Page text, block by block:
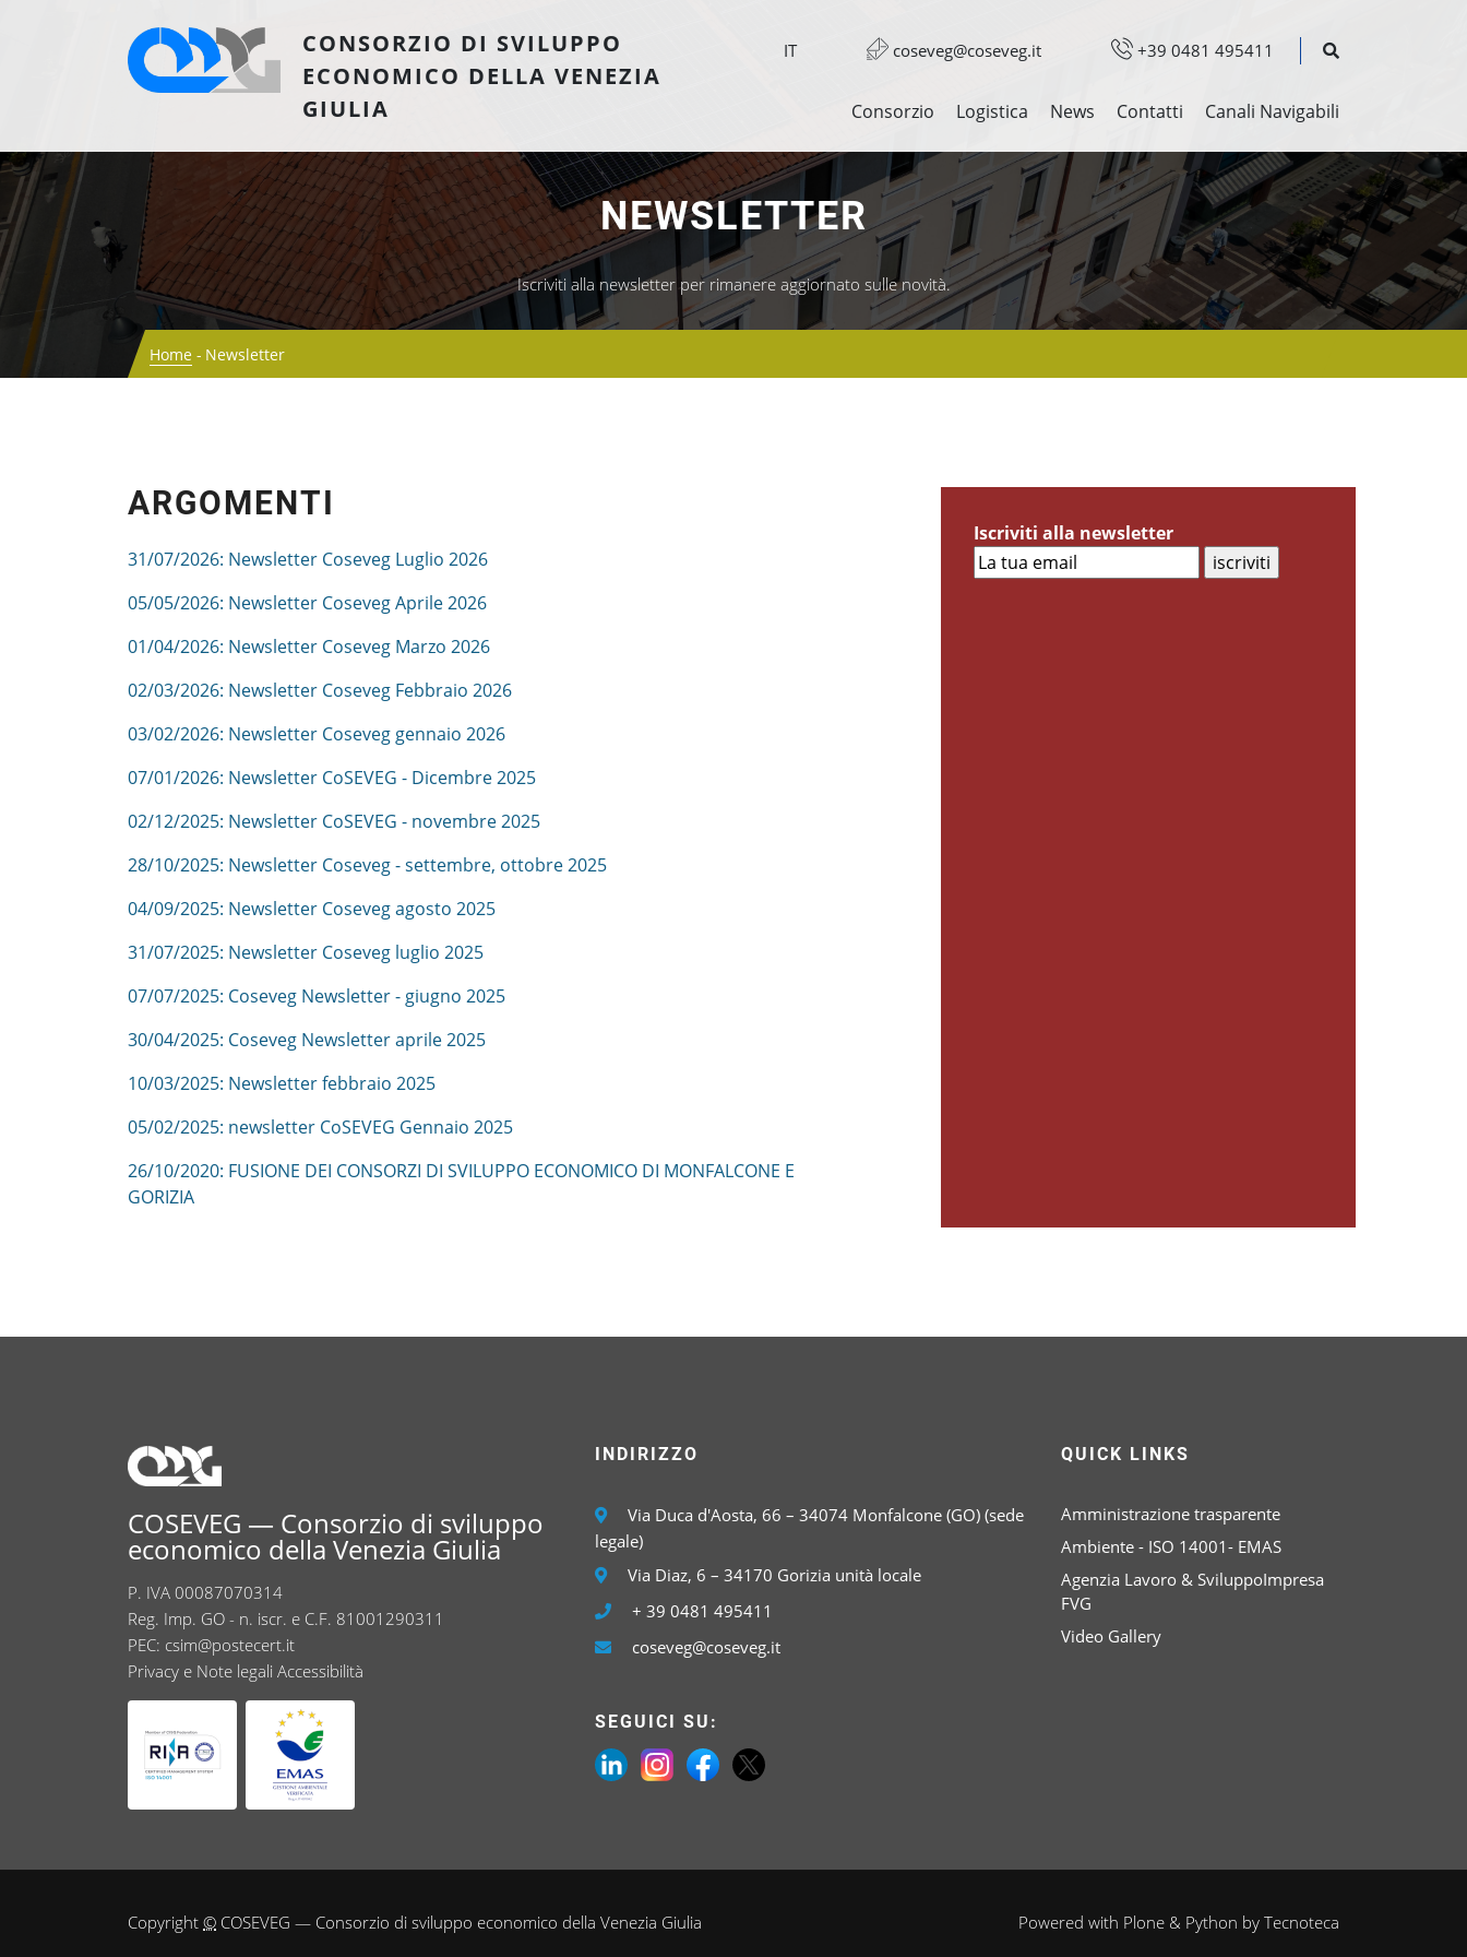
CONSORZIO DI SVILUPPO
ECONOMICO DELLA VENEZIA
GIULIA
IT coseveg@coseveg.it +39 0481 495411
Consorzio Logistica News Contatti Canali Navigabili
NEWSLETTER
Iscriviti alla newsletter per rimanere aggiornato sulle novità.
Home Newsletter
ARGOMENTI
31/07/2026: Newsletter Coseveg Luglio 2026
05/05/2026: Newsletter Coseveg Aprile 2026
01/04/2026: Newsletter Coseveg Marzo 2026
02/03/2026: Newsletter Coseveg Febbraio 2026
03/02/2026: Newsletter Coseveg gennaio 2026
07/01/2026: Newsletter CoSEVEG - Dicembre 2025
02/12/2025: Newsletter CoSEVEG - novembre 2025
28/10/2025: Newsletter Coseveg - settembre, ottobre 2025
04/09/2025: Newsletter Coseveg agosto 2025
31/07/2025: Newsletter Coseveg luglio 2025
07/07/2025: Coseveg Newsletter - giugno 2025
30/04/2025: Coseveg Newsletter aprile 2025
10/03/2025: Newsletter febbraio 2025
05/02/2025: newsletter CoSEVEG Gennaio 2025
26/10/2020: FUSIONE DEI CONSORZI DI SVILUPPO ECONOMICO DI MONFALCONE E
GORIZIA
Iscriviti alla newsletter
COSEVEG — Consorzio di sviluppo
economico della Venezia Giulia
P. IVA 00087070314
Reg. Imp. GO - n. iscr. e C.F. 81001290311
PEC: csim@postecert.it
Privacy e Note legali Accessibilità
INDIRIZZO
Via Duca d'Aosta, 66 – 34074 Monfalcone (GO) (sede
legale)
Via Diaz, 6 – 34170 Gorizia unità locale
+ 39 0481 495411
coseveg@coseveg.it
SEGUICI SU:
QUICK LINKS
Amministrazione trasparente
Ambiente - ISO 14001- EMAS
Agenzia Lavoro & SviluppoImpresa
FVG
Video Gallery
Copyright © COSEVEG — Consorzio di sviluppo economico della Venezia Giulia Powered with Plone & Python by Tecnoteca